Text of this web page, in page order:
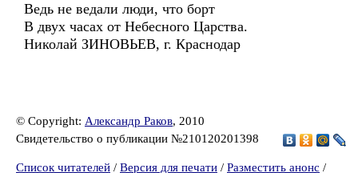
Ведь не ведали люди, что борт
В двух часах от Небесного Царства.
Николай ЗИНОВЬЕВ, г. Краснодар
© Copyright: Александр Раков, 2010
Свидетельство о публикации №210120201398
Список читателей / Версия для печати / Разместить анонс /